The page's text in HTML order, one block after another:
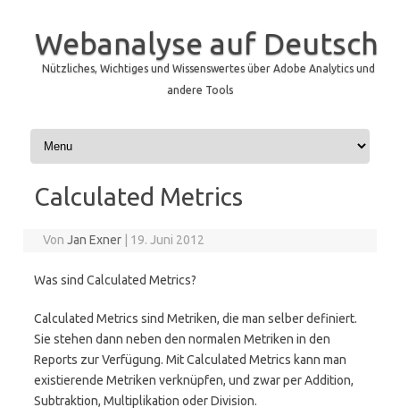
Webanalyse auf Deutsch
Nützliches, Wichtiges und Wissenswertes über Adobe Analytics und
andere Tools
Zum Inhalt springen
Calculated Metrics
VonJan Exner 19. Juni 2012
Was sind Calculated Metrics?
Calculated Metrics sind Metriken, die man selber definiert.
Sie stehen dann neben den normalen Metriken in den
Reports zur Verfügung. Mit Calculated Metrics kann man
existierende Metriken verknüpfen, und zwar per Addition,
Subtraktion, Multiplikation oder Division.